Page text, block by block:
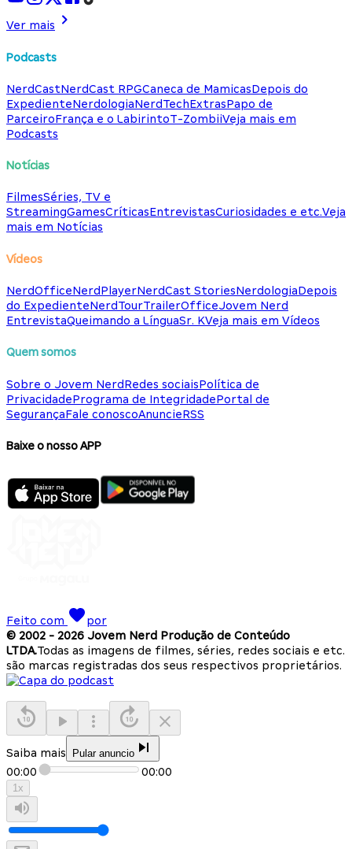
Ver mais
Podcasts
NerdCastNerdCast RPGCaneca de MamicasDepois do
ExpedienteNerdologiaNerdTechExtrasPapo de
ParceiroFrança e o LabirintoT-ZombiiVeja mais em
Podcasts
Notícias
FilmesSéries, TV e
StreamingGamesCríticasEntrevistasCuriosidades e etc.Veja
mais em Notícias
Vídeos
NerdOfficeNerdPlayerNerdCast StoriesNerdologiaDepois
do ExpedienteNerdTourTrailerOfficeJovem Nerd
EntrevistaQueimando a LínguaSr. KVeja mais em Vídeos
Quem somos
Sobre o Jovem NerdRedes sociaisPolítica de
PrivacidadePrograma de IntegridadePortal de
SegurançaFale conoscoAnuncieRSS
Baixe o nosso APP
Feito com
por
© 2002 - 2026 Jovem Nerd Produção de Conteúdo
LTDA.Todas as imagens de filmes, séries, redes sociais e etc.
são marcas registradas dos seus respectivos proprietários.
Saiba mais Pular anuncio
00:00 00:00
1x